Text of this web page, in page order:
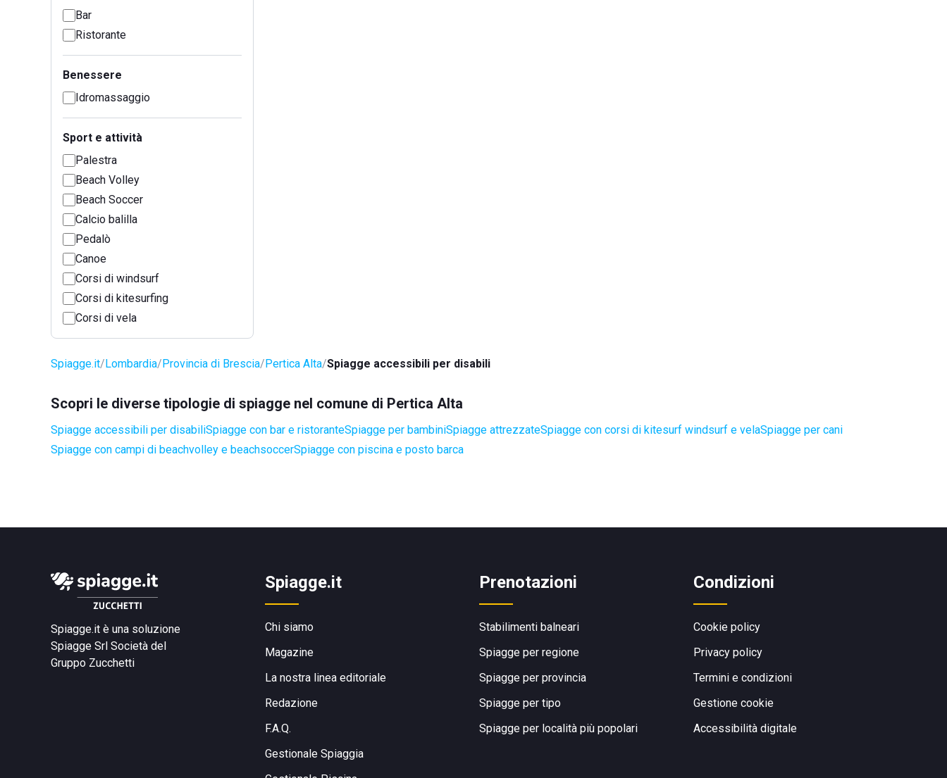
Bar
Ristorante
Benessere
Idromassaggio
Sport e attività
Palestra
Beach Volley
Beach Soccer
Calcio balilla
Pedalò
Canoe
Corsi di windsurf
Corsi di kitesurfing
Corsi di vela
Spiagge.it Lombardia Provincia di Brescia Pertica Alta Spiagge accessibili per disabili
Scopri le diverse tipologie di spiagge nel comune di Pertica Alta
Spiagge accessibili per disabiliSpiagge con bar e ristoranteSpiagge per bambiniSpiagge attrezzateSpiagge con corsi di kitesurf windsurf e velaSpiagge per cani
Spiagge con campi di beachvolley e beachsoccerSpiagge con piscina e posto barca
Spiagge.it è una soluzione
Spiagge Srl Società del
Gruppo Zucchetti
Spiagge.it
Chi siamo
Magazine
La nostra linea editoriale
Redazione
F.A.Q.
Gestionale Spiaggia
Prenotazioni
Stabilimenti balneari
Spiagge per regione
Spiagge per provincia
Spiagge per tipo
Spiagge per località più popolari
Condizioni
Cookie policy
Privacy policy
Termini e condizioni
Gestione cookie
Accessibilità digitale